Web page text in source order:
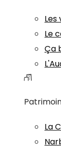
Les
Le
Ça
La